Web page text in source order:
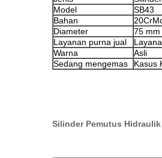
Model
SB43
Bahan
Diameter
75 mm
Layanan purna jual
Warna
Asli
Sedang mengemas
Kasus
Silinder Pemutus